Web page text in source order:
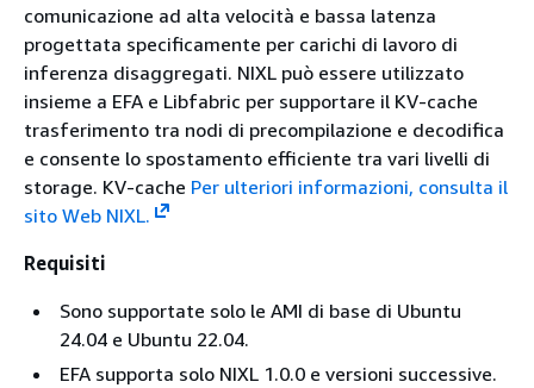
comunicazione ad alta velocità e bassa latenza
progettata specificamente per carichi di lavoro di
inferenza disaggregati. NIXL può essere utilizzato
insieme a EFA e Libfabric per supportare il KV-cache
trasferimento tra nodi di precompilazione e decodifica
e consente lo spostamento efficiente tra vari livelli di
storage. KV-cache Per ulteriori informazioni, consulta il
sito Web NIXL.
Requisiti
Sono supportate solo le AMI di base di Ubuntu
24.04 e Ubuntu 22.04.
EFA supporta solo NIXL 1.0.0 e versioni successive.